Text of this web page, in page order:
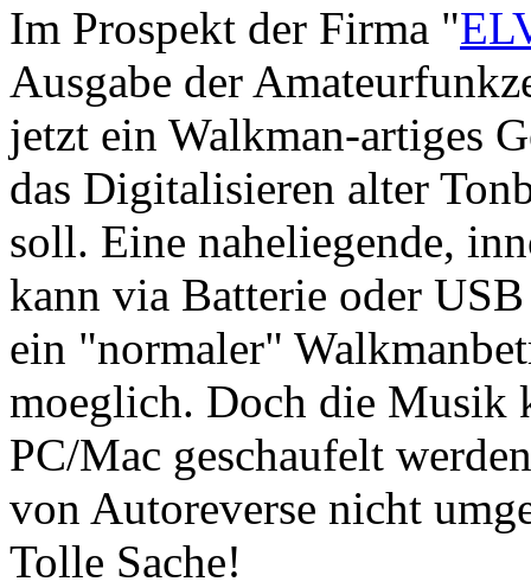
Im Prospekt der Firma "
Ausgabe der
jetzt ein Walkman-artiges
das Digitalisieren alter
soll. Eine naheliegende,
kann via Batterie oder
ein "normaler"
moeglich. Doch die Musik
PC/Mac geschaufelt
von Autoreverse nicht
Tolle Sache!